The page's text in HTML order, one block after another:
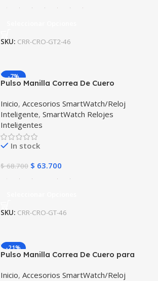
SKU: CRR-CRO-GT2-46
-7%
Pulso Manilla Correa De Cuero
Inicio, Accesorios SmartWatch/Reloj
Inteligente, SmartWatch Relojes
Inteligentes
In stock
$68.700 $ 63.700
SKU: CRR-CRO-GT-46
-21%
Pulso Manilla Correa De Cuero para
Runner
Inicio, Accesorios SmartWatch/Reloj